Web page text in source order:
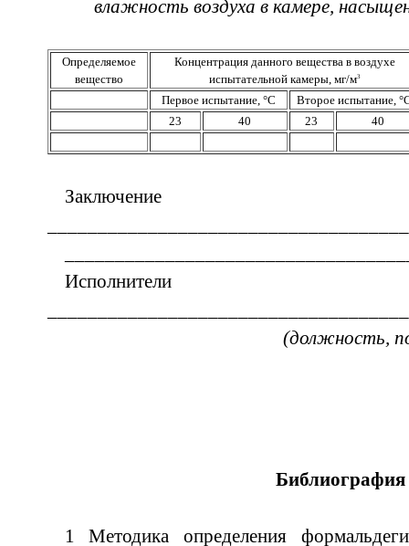
влажность воздуха в камере,
Определяемое
вещество
Концентрация данного вещества в воздухе
испытательной камеры, мг/м3
Первое испытание, °С
Второе испытание,
23
40 23 40
Заключение
Исполнители
(должность,
Библиография
1 Методика определения